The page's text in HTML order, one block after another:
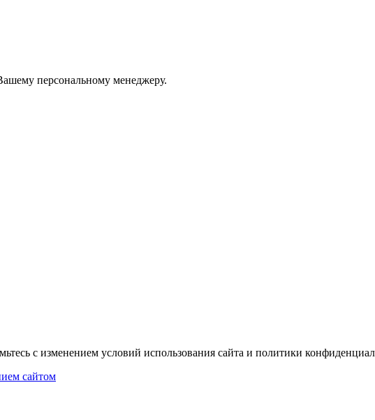
персональному менеджеру.
с изменением условий использования сайта и политики
сайтом